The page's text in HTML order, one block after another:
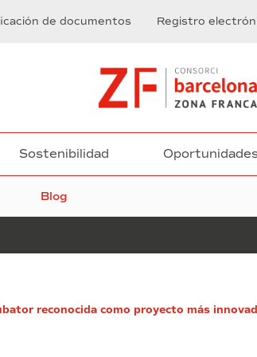
de documentos Registro
Sostenibilidad
Blog
reconocida como proyecto más
Sorigué